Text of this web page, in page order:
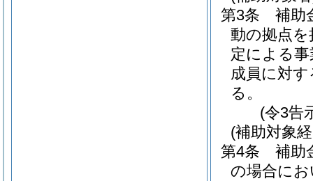
第3条
補助
動の拠点
定による
成員に対
る。
(令3告
(補助対象
第4条
補助
の場合に